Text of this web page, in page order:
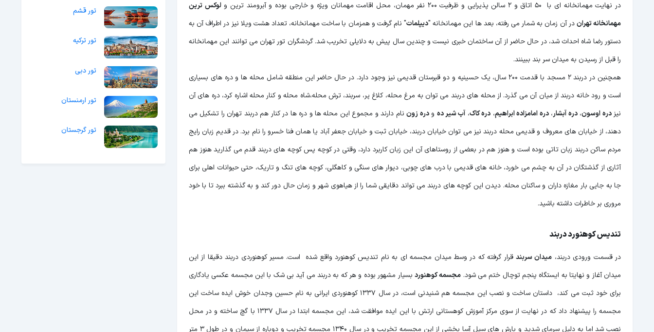
در نهایت مهمانخانه ای با 50 اتاق و 2 سالن پذیرایی و ظرفیت 200 نفر مهمان، محل اقامت مهمانان ویژه و خارجی بوده و آبرومند ترین و
لوکس ترین
مهمانخانه تهراندر آن زمان به شمار می رفته، بعد ها این مهمانخانه "دیپلمات" نام گرفت و همزمان با ساخت مهمانخانه، تعداد هشت ویلا نیز در اطراف آن به
دستور رضا شاه احداث شد، در حال حاضر از آن ساختمان خبری نیست و چندین سال پیش به دلایلی تخریب شد. گردشگران تور تهران می توانند این مهمانخانه
را قبل از رسیدن به میدان سر بند ببینند.
همچنین در دربند 2 مسجد با قدمت 200 سال، یک حسینیه و دو قبرستان قدیمی نیز وجود دارد. در حال حاضر این منطقه شامل محله ها و دره های بسیاری
است و رود خانه دربند از میان آن می گذرد. از محله های دربند می توان به مرغ محله، کلاغ پر، سربند، ترش محله،شاه محله و کنار محله اشاره کرد، دره های آن
نیزدره اوسون،دره آبشار،دره امامزاده ابراهیم، دره کاک، آب شیر ده ودره زوننام دارند و مجموع این محله ها و دره ها در کنار هم دربند تهران را تشکیل می
دهند، از خیابان های معروف و قدیمی محله دربند نیز می توان خیابان دربند، خیابان ثبت و خیابان جعفر آباد یا همان فنا خسرو را نام برد. در قدیم زبان رایج
مردم ساکن دربند زبان تاتی بوده است و هنوز هم در بعضی از روستاهای آن این زبان کاربرد دارد، وقتی در کوچه پس کوچه های دربند قدم می گذارید هنوز هم
آثاری از گذشتگان در آن به چشم می خورد، خانه های قدیمی با درب های چوبی، دیوار های سنگی و کاهگلی، کوچه های تنگ و تاریک، حتی حیوانات اهلی برای
جا به جایی بار مغازه داران و ساکنان محله. دیدن این کوچه های دربند می تواند دقایقی شما را از هیاهوی شهر و زمان حال دور کند و به گذشته ببرد تا با خود
مروری بر خاطرات داشته باشید.
تندیس کوهنورد دربند
در قسمت ورودی دربند، میدان سربند قرار گرفته که در وسط میدان مجسمه ای به نام تندیس کوهنورد واقع شده است. مسیر کوهنوردی دربند دقیقا از این
میدان آغاز و نهایتا به ایستگاه پنجم توچال ختم می شود. مجسمه کوهنورد بسیار مشهور بوده و هر که به دربند می آید بی شک با این مجسمه عکسی یادگاری
برای خود ثبت می کند، داستان ساخت و نصب این مجسمه هم شنیدنی است، در سال 1337 کوهنوردی ایرانی به نام حسین وجدان خوش ایده ساخت این
مجسمه را پیشنهاد داد که در نهایت از سوی مرکز آموزش کوهستانی ارتش با این ایده موافقت شد، این مجسمه ابتدا در سال 1337 با گچ ساخته و در محل
نصب شد اما به دلیل سرمای شدید و بارش های سیل آسا بخشی از این مجسمه تخریب و در سال 1340 مجسمه تخریب و دوباره از سیمان و در طول 3 متر
تور قشم
تور ترکیه
تور دبی
تور ارمنستان
تور گرجستان